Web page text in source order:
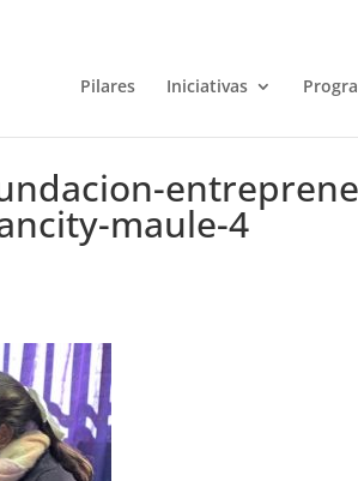
Pilares Iniciativas
maule-4